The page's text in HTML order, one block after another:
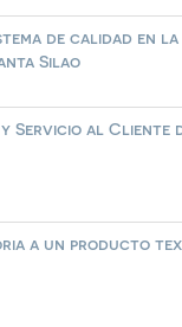
de calidad en la
Silao
y Servicio al
a un producto